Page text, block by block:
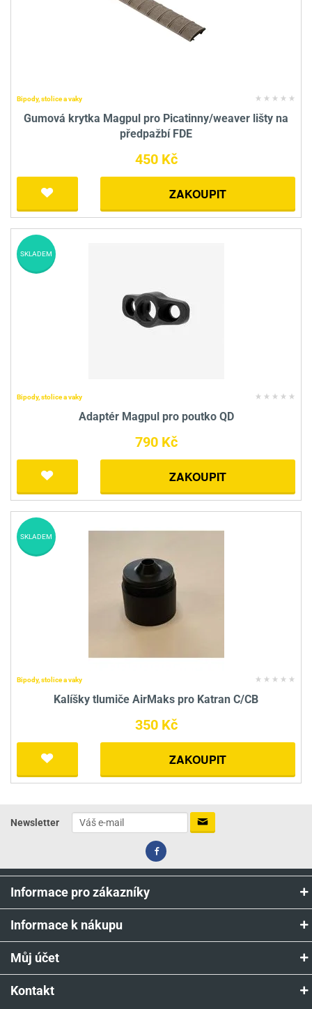
Bipody, stolice a vaky
Gumová krytka Magpul pro Picatinny/weaver lišty na
předpažbí FDE
450 Kč
ZAKOUPIT
Bipody, stolice a vaky
Adaptér Magpul pro poutko QD
790 Kč
ZAKOUPIT
SKLADEM
Bipody, stolice a vaky
Kalíšky tlumiče AirMaks pro Katran C/CB
350 Kč
ZAKOUPIT
SKLADEM
Newsletter
Informace pro zákazníky
Informace k nákupu
Můj účet
Kontakt